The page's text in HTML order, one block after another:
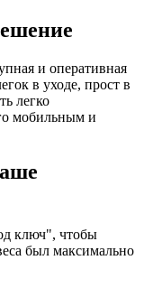
и оперативная
в уходе, прост в
легко
мобильным и
ключ", чтобы
был максимально